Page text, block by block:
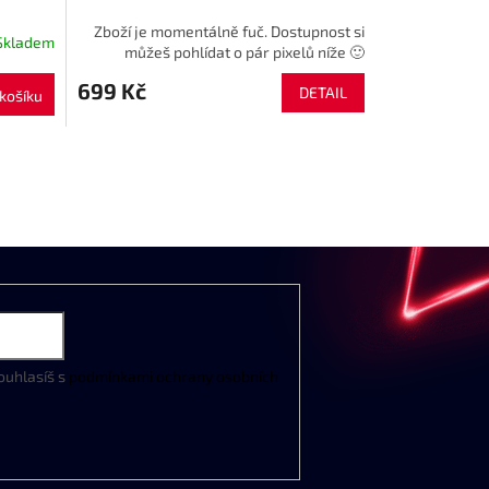
Zboží je momentálně fuč. Dostupnost si
můžeš pohlídat o pár pixelů níže 🙂
699 Kč DETAIL
s podmínkami ochrany osobních